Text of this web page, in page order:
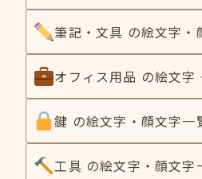
筆記・文具 の絵文字・
オフィス用品 の絵文字
鍵 の絵文字・顔文字一
工具 の絵文字・顔文字